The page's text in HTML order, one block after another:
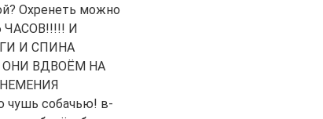
Охренеть можно
ЧАСОВ!!!!! И
И СПИНА
ОНИ ВДВОЁМ НА
собачью! в-